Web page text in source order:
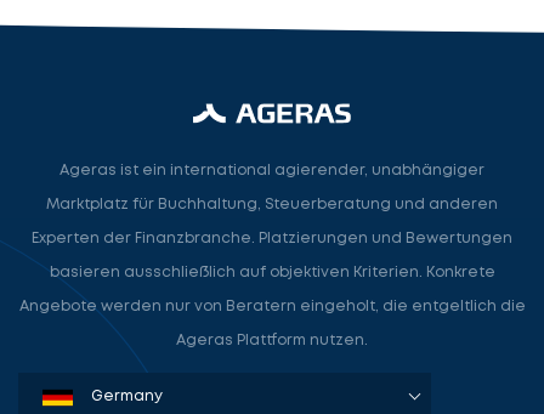
Ageras ist ein international agierender, unabhängiger
Marktplatz für Buchhaltung, Steuerberatung und anderen
Experten der Finanzbranche. Platzierungen und Bewertungen
basieren ausschließlich auf objektiven Kriterien. Konkrete
Angebote werden nur von Beratern eingeholt, die entgeltlich die
Ageras Plattform nutzen.
Denmark
Sweden
Norway
Netherlands
Germany
USA